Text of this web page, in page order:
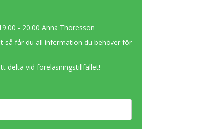
- 20.00 Anna Thoresson
så får du all information du behöver för
delta vid föreläsningstillfället!